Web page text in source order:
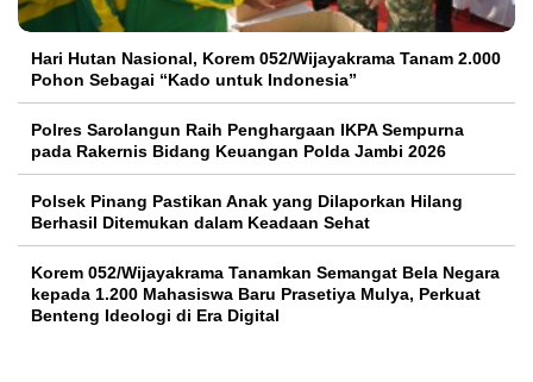
Hari Hutan Nasional, Korem 052/Wijayakrama Tanam 2.000
Pohon Sebagai “Kado untuk Indonesia”
Polres Sarolangun Raih Penghargaan IKPA Sempurna
pada Rakernis Bidang Keuangan Polda Jambi 2026
Polsek Pinang Pastikan Anak yang Dilaporkan Hilang
Berhasil Ditemukan dalam Keadaan Sehat
Korem 052/Wijayakrama Tanamkan Semangat Bela Negara
kepada 1.200 Mahasiswa Baru Prasetiya Mulya, Perkuat
Benteng Ideologi di Era Digital